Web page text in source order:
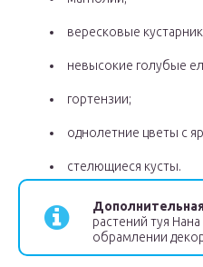
вересковые
невысокие голубые
гортензии;
однолетние цветы с
стелющиеся кусты.
растений туя
обрамлении